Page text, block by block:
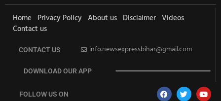
Home Privacy Policy About us Disclaimer Videos
Contact us
CONTACT US info.newsexpressbihar@gmail.com
DOWNLOAD OUR APP
FOLLOW US ON